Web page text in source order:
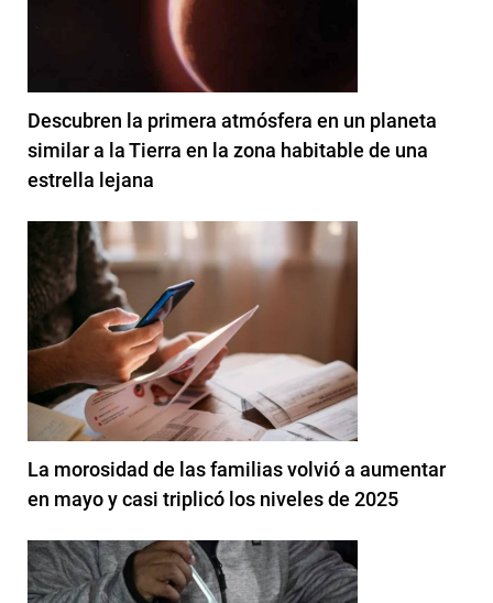
Descubren la primera atmósfera en un planeta
similar a la Tierra en la zona habitable de una
estrella lejana
La morosidad de las familias volvió a aumentar
en mayo y casi triplicó los niveles de 2025